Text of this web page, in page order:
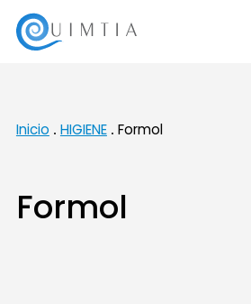
Inicio HIGIENE Formol
Formol